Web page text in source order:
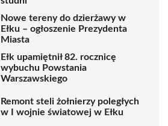
Nowe tereny do dzierżawy w
Ełku – ogłoszenie Prezydenta
Miasta
Ełk upamiętnił 82. rocznicę
wybuchu Powstania
Warszawskiego
Remont steli żołnierzy poległych
w I wojnie światowej w Ełku